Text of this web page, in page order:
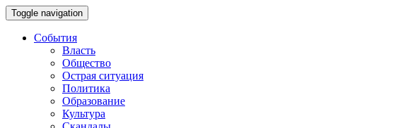
Toggle navigation
События
Власть
Общество
Острая ситуация
Политика
Образование
Культура